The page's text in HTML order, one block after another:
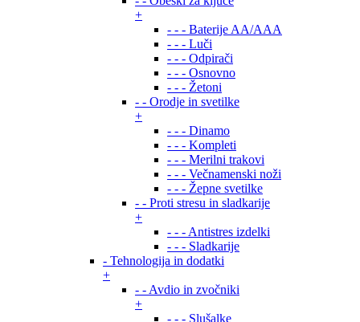
+
- - - Baterije AA/AAA
- - - Luči
- - - Odpirači
- - - Osnovno
- - - Žetoni
- - Orodje in svetilke
+
- - - Dinamo
- - - Kompleti
- - - Merilni trakovi
- - - Večnamenski noži
- - - Žepne svetilke
- - Proti stresu in sladkarije
+
- - - Antistres izdelki
- - - Sladkarije
- Tehnologija in dodatki
+
- - Avdio in zvočniki
+
- - - Slušalke